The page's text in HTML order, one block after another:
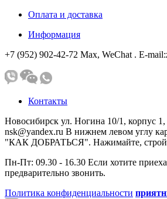
Оплата и доставка
Информация
+7 (952) 902-42-72 Мах, WeChat . E-
Контакты
Новосибирск ул. Ногина 10/1, корпус
nsk@yandex.ru В нижнем левом углу
"КАК ДОБРАТЬСЯ". Нажимайте,
Пн-Пт: 09.30 - 16.30 Если хотите
предварительно звонить.
Политика конфиденциальности